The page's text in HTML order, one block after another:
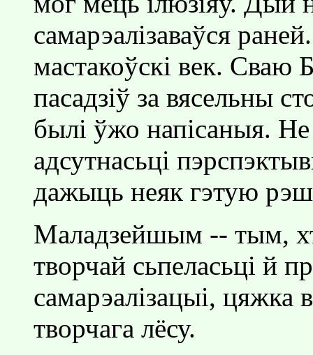
самарэалiзаваўся
мастакоўскi век. Сваю
пасадзiў за вясельны
былi ўжо напiсаныя.
адсутнасьцi
дажыць неяк гэтую
Маладзейшым -- тым,
творчай сьпеласьцi й
самарэалiзацыi, цяжка
творчага лёсу.